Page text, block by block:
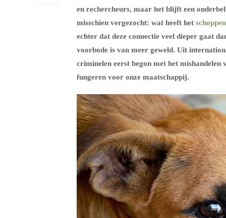
en rechercheurs, maar het blijft een
misschien vergezocht: wat heeft het schoppen
echter dat deze connectie veel dieper gaat
voorbode is van meer geweld. Uit
criminelen eerst begon met het mishandelen
fungeren voor onze maatschappij.